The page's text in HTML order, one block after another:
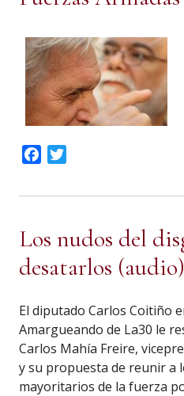
Facebook
Los nudos del
desatarlos (audio)
El diputado Carlos Coitiño
Amargueando de La30 le
Carlos Mahía Freire,
y su propuesta de reunir a
mayoritarios de la fuerza